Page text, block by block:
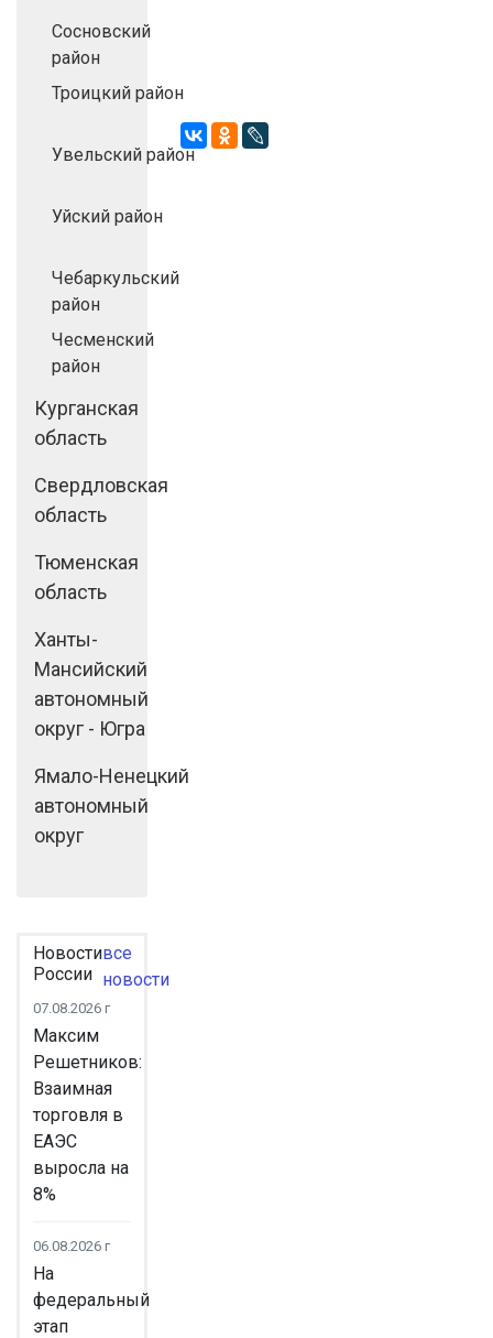
Сосновский
район
Троицкий район
Увельский район
Уйский район
Чебаркульский
район
Чесменский
район
Курганская
область
Свердловская
область
Тюменская
область
Ханты-
Мансийский
автономный
округ - Югра
Ямало-Ненецкий
автономный
округ
Новости
России
все
новости
07.08.2026 г
Максим
Решетников:
Взаимная
торговля в
ЕАЭС
выросла на
8%
06.08.2026 г
На
федеральный
этап